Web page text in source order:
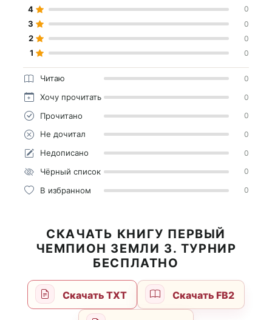
4 0
3 0
2 0
1 0
Читаю 0
Хочу прочитать 0
Прочитано 0
Не дочитал 0
Недописано 0
Чёрный список 0
В избранном 0
СКАЧАТЬ КНИГУ ПЕРВЫЙ
ЧЕМПИОН ЗЕМЛИ 3. ТУРНИР
БЕСПЛАТНО
Скачать TXT Скачать FB2